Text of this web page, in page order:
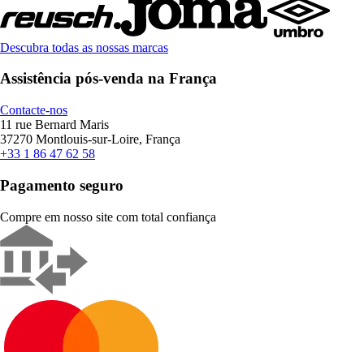
Descubra todas as nossas marcas
Assistência pós-venda na França
Contacte-nos
11 rue Bernard Maris
37270 Montlouis-sur-Loire, França
+33 1 86 47 62 58
Pagamento seguro
Compre em nosso site com total confiança